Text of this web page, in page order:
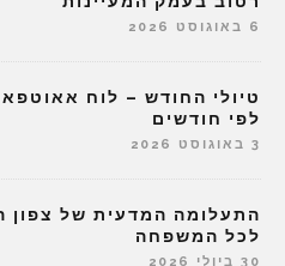
6 באוגוסט 2026
טיולי החודש – לוח
לפי חודשים
3 באוגוסט 2026
התעלומה המדעית של צפון
לכל המשפחה
30 ביולי 2026